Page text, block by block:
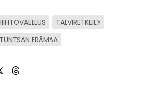
TALVIRETKEILY
TUNTSAN ERÄMAA